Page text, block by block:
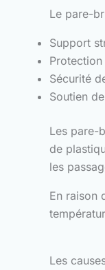
Le pare-
Support
Sécurité
Soutien
Les pare-
de
les
En raison
Les